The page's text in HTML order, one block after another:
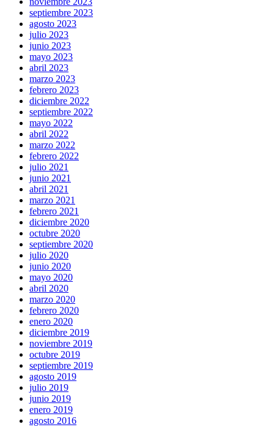
septiembre 2023
agosto 2023
julio 2023
junio 2023
mayo 2023
abril 2023
marzo 2023
febrero 2023
diciembre 2022
septiembre 2022
mayo 2022
abril 2022
marzo 2022
febrero 2022
julio 2021
junio 2021
abril 2021
marzo 2021
febrero 2021
diciembre 2020
octubre 2020
septiembre 2020
julio 2020
junio 2020
mayo 2020
abril 2020
marzo 2020
febrero 2020
enero 2020
diciembre 2019
noviembre 2019
octubre 2019
septiembre 2019
agosto 2019
julio 2019
junio 2019
enero 2019
agosto 2016